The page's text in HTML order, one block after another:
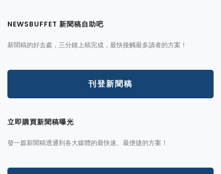
NEWSBUFFET 新聞稿自助吧
新聞稿的好去處，三分鐘上稿完成，最快接觸最多讀者的方案！
刊登新聞稿
立即購買新聞稿曝光
發一篇新聞稿透通到各大媒體的最快速、最便捷的方案！